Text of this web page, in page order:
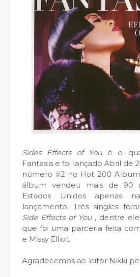
Sides Effects of You é o
Fantasia e foi lançado Abril de
número #2 no Hot 200
álbum vendeu mais de 90
Estados Unidos apenas
lançamento. Três singles
Side Effects of You, dentre
que foi uma parceria feita
e Missy Elliot.
Agradecemos ao leitor Nikki